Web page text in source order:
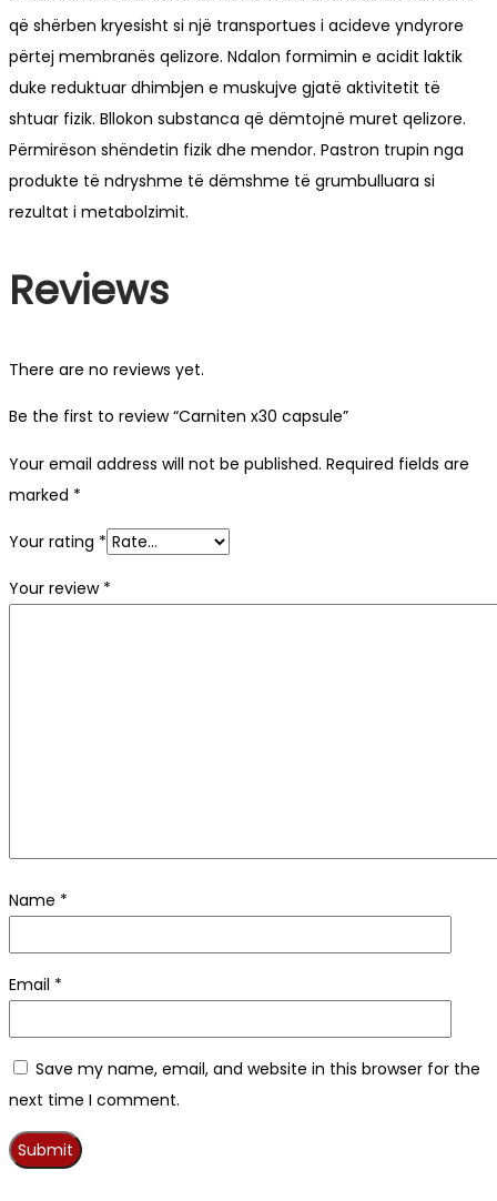
që shërben kryesisht si një transportues i acideve yndyrore
përtej membranës qelizore. Ndalon formimin e acidit laktik
duke reduktuar dhimbjen e muskujve gjatë aktivitetit të
shtuar fizik. Bllokon substanca që dëmtojnë muret qelizore.
Përmirëson shëndetin fizik dhe mendor. Pastron trupin nga
produkte të ndryshme të dëmshme të grumbulluara si
rezultat i metabolzimit.
Reviews
There are no reviews yet.
Be the first to review “Carniten x30 capsule”
Your email address will not be published. Required fields are
marked *
Your rating *
Your review *
Name *
Email *
Save my name, email, and website in this browser for the
next time I comment.